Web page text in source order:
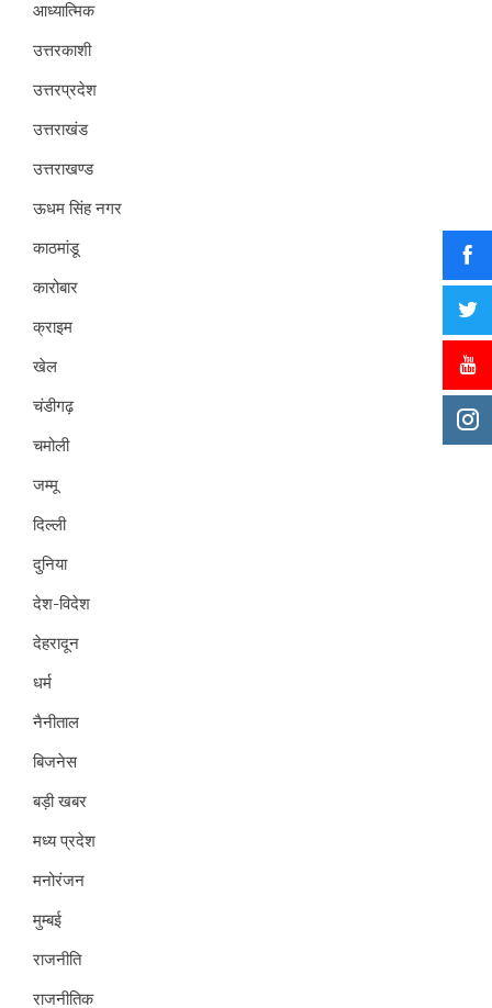
आध्यात्मिक
उत्तरकाशी
उत्तरप्रदेश
उत्तराखंड
उत्तराखण्ड
ऊधम सिंह नगर
काठमांडू
कारोबार
क्राइम
खेल
चंडीगढ़
चमोली
जम्मू
दिल्ली
दुनिया
देश-विदेश
देहरादून
धर्म
नैनीताल
बिजनेस
बड़ी खबर
मध्य प्रदेश
मनोरंजन
मुम्बई
राजनीति
राजनीतिक